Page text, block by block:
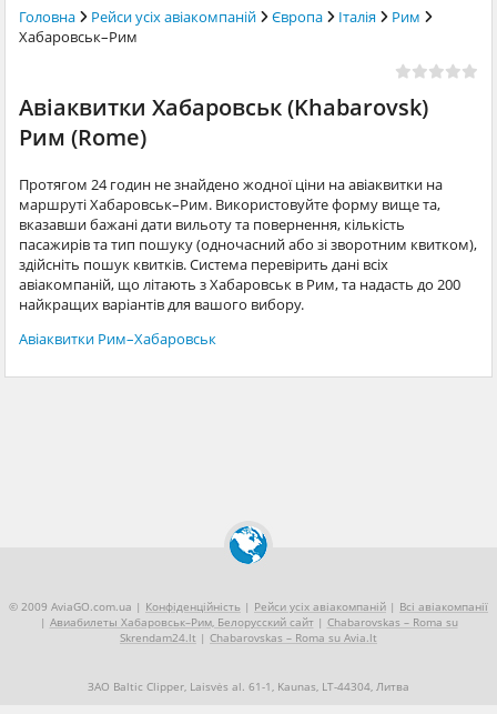
Головна Рейси усіх авіакомпаній Європа Італія
Рим
Хабаровськ–Рим
Авіаквитки Хабаровськ (Khabarovsk)
Рим (Rome)
Протягом 24 годин не знайдено жодної ціни на авіаквитки на
маршруті Хабаровськ–Рим. Використовуйте форму вище та,
вказавши бажані дати вильоту та повернення, кількість
пасажирів та тип пошуку (одночасний або зі зворотним квитком),
здійсніть пошук квитків. Система перевірить дані всіх
авіакомпаній, що літають з Хабаровськ в Рим, та надасть до 200
найкращих варіантів для вашого вибору.
Авіаквитки Рим–Хабаровськ
© 2009 AviaGO.com.ua | Конфіденційність | Рейси усіх авіакомпаній | Всі авіакомпанії
| Авиабилеты Хабаровськ–Рим, Белорусский сайт| Chabarovskas – Roma su
Skrendam24.lt | Chabarovskas – Roma su Avia.lt
ЗАО Baltic Clipper, Laisvės al. 61-1, Kaunas, LT-44304, Литва